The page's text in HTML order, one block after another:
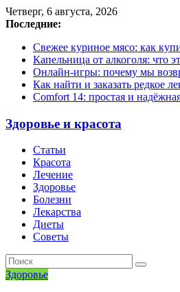
Четверг, 6 августа, 2026
Последние:
Свежее куриное мясо: как
Капельница от алкоголя: что
Онлайн-игры: почему мы
Как найти и заказать редкое
Comfort 14: простая и
Здоровье и красота
Статьи
Красота
Лечение
Здоровье
Болезни
Лекарства
Диеты
Советы
Здоровье